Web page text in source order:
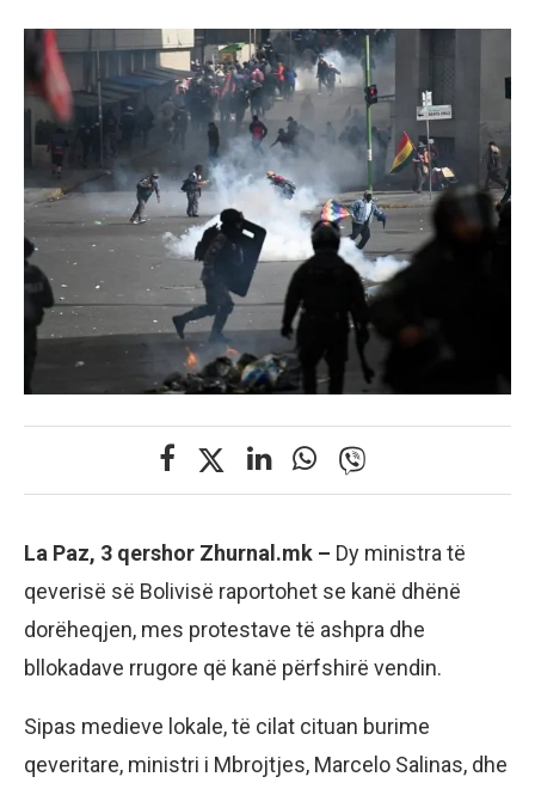
La Paz, 3 qershor Zhurnal.mk – Dy ministra të
qeverisë së Bolivisë raportohet se kanë dhënë
dorëheqjen, mes protestave të ashpra dhe
bllokadave rrugore që kanë përfshirë vendin.
Sipas medieve lokale, të cilat cituan burime
qeveritare, ministri i Mbrojtjes, Marcelo Salinas, dhe